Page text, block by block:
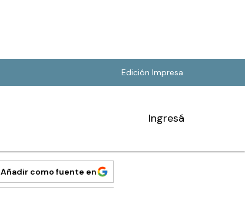
Edición Impresa
Ingresá
Añadir como fuente en